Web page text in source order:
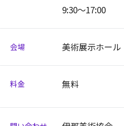
9:30～17:00
会場 美術展示ホール
料金 無料